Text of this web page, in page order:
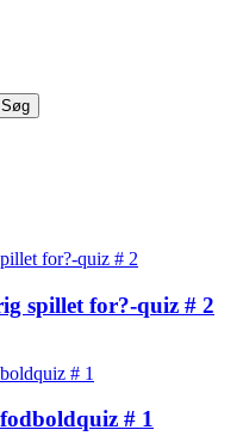
spillet for?-quiz # 2
# 1